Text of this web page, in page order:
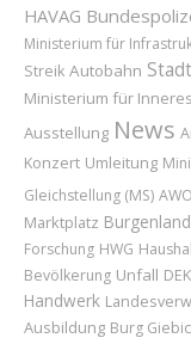
HAVAG
Ministerium für
Streik Autobahn
Ministerium für
Ausstellung News
Konzert Umleitung
Gleichstellung (MS) AWO
Marktplatz
Forschung HWG
Bevölkerung Unfall
Handwerk
Ausbildung Burg